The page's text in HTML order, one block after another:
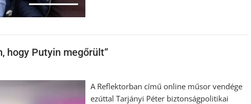
hogy Putyin megőrült”
A Reflektorban című online műsor vendége
ezúttal Tarjányi Péter biztonságpolitikai